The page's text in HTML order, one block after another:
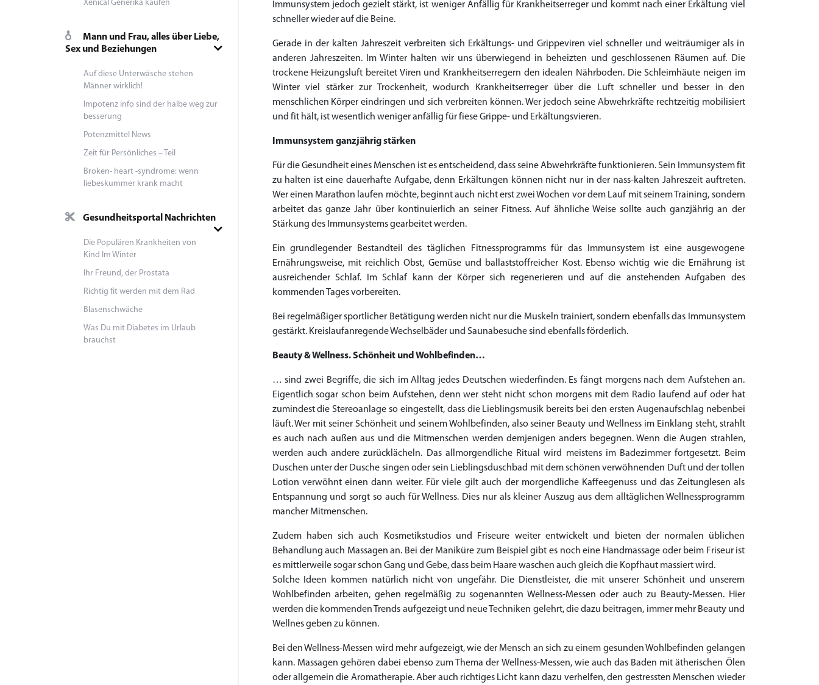
Xenical Generika kaufen
Mann und Frau, alles über Liebe,
Sex und Beziehungen
Auf diese Unterwäsche stehen
Männer wirklich!
Impotenz info sind der halbe weg zur
besserung
Potenzmittel News
Zeit für Persönliches – Teil
Broken- heart -syndrome: wenn
liebeskummer krank macht
Gesundheitsportal Nachrichten
Die Populären Krankheiten von
Kind Im Winter
Ihr Freund, der Prostata
Richtig fit werden mit dem Rad
Blasenschwäche
Was Du mit Diabetes im Urlaub
brauchst
Immunsystem jedoch gezielt stärkt, ist weniger Anfällig für Krankheitserreger und kommt nach einer Erkältung viel
schneller wieder auf die Beine.
Gerade in der kalten Jahreszeit verbreiten sich Erkältungs- und Grippeviren viel schneller und weiträumiger als in
anderen Jahreszeiten. Im Winter halten wir uns überwiegend in beheizten und geschlossenen Räumen auf. Die
trockene Heizungsluft bereitet Viren und Krankheitserregern den idealen Nährboden. Die Schleimhäute neigen im
Winter viel stärker zur Trockenheit, wodurch Krankheitserreger über die Luft schneller und besser in den
menschlichen Körper eindringen und sich verbreiten können. Wer jedoch seine Abwehrkräfte rechtzeitig mobilisiert
und fit hält, ist wesentlich weniger anfällig für fiese Grippe- und Erkältungsvieren.
Immunsystem ganzjährig stärken
Für die Gesundheit eines Menschen ist es entscheidend, dass seine Abwehrkräfte funktionieren. Sein Immunsystem fit
zu halten ist eine dauerhafte Aufgabe, denn Erkältungen können nicht nur in der nass-kalten Jahreszeit auftreten.
Wer einen Marathon laufen möchte, beginnt auch nicht erst zwei Wochen vor dem Lauf mit seinem Training, sondern
arbeitet das ganze Jahr über kontinuierlich an seiner Fitness. Auf ähnliche Weise sollte auch ganzjährig an der
Stärkung des Immunsystems gearbeitet werden.
Ein grundlegender Bestandteil des täglichen Fitnessprogramms für das Immunsystem ist eine ausgewogene
Ernährungsweise, mit reichlich Obst, Gemüse und ballaststoffreicher Kost. Ebenso wichtig wie die Ernährung ist
ausreichender Schlaf. Im Schlaf kann der Körper sich regenerieren und auf die anstehenden Aufgaben des
kommenden Tages vorbereiten.
Bei regelmäßiger sportlicher Betätigung werden nicht nur die Muskeln trainiert, sondern ebenfalls das Immunsystem
gestärkt. Kreislaufanregende Wechselbäder und Saunabesuche sind ebenfalls förderlich.
Beauty & Wellness. Schönheit und Wohlbefinden…
… sind zwei Begriffe, die sich im Alltag jedes Deutschen wiederfinden. Es fängt morgens nach dem Aufstehen an.
Eigentlich sogar schon beim Aufstehen, denn wer steht nicht schon morgens mit dem Radio laufend auf oder hat
zumindest die Stereoanlage so eingestellt, dass die Lieblingsmusik bereits bei den ersten Augenaufschlag nebenbei
läuft. Wer mit seiner Schönheit und seinem Wohlbefinden, also seiner Beauty und Wellness im Einklang steht, strahlt
es auch nach außen aus und die Mitmenschen werden demjenigen anders begegnen. Wenn die Augen strahlen,
werden auch andere zurücklächeln. Das allmorgendliche Ritual wird meistens im Badezimmer fortgesetzt. Beim
Duschen unter der Dusche singen oder sein Lieblingsduschbad mit dem schönen verwöhnenden Duft und der tollen
Lotion verwöhnt einen dann weiter. Für viele gilt auch der morgendliche Kaffeegenuss und das Zeitunglesen als
Entspannung und sorgt so auch für Wellness. Dies nur als kleiner Auszug aus dem alltäglichen Wellnessprogramm
mancher Mitmenschen.
Zudem haben sich auch Kosmetikstudios und Friseure weiter entwickelt und bieten der normalen üblichen
Behandlung auch Massagen an. Bei der Maniküre zum Beispiel gibt es noch eine Handmassage oder beim Friseur ist
es mittlerweile sogar schon Gang und Gebe, dass beim Haare waschen auch gleich die Kopfhaut massiert wird.
Solche Ideen kommen natürlich nicht von ungefähr. Die Dienstleister, die mit unserer Schönheit und unserem
Wohlbefinden arbeiten, gehen regelmäßig zu sogenannten Wellness-Messen oder auch zu Beauty-Messen. Hier
werden die kommenden Trends aufgezeigt und neue Techniken gelehrt, die dazu beitragen, immer mehr Beauty und
Wellnes geben zu können.
Bei den Wellness-Messen wird mehr aufgezeigt, wie der Mensch an sich zu einem gesunden Wohlbefinden gelangen
kann. Massagen gehören dabei ebenso zum Thema der Wellness-Messen, wie auch das Baden mit ätherischen Ölen
oder allgemein die Aromatherapie. Aber auch richtiges Licht kann dazu verhelfen, den gestressten Menschen wieder